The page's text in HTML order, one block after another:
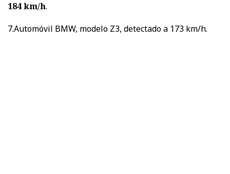
184 km/h.
7.Automóvil BMW, modelo Z3, detectado a 173 km/h.